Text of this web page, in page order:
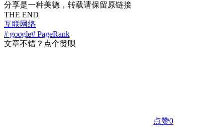
分享是一种美德，转载请保留原链接
THE END
互联网络
# google# PageRank
文章不错？点个赞呗
点赞0